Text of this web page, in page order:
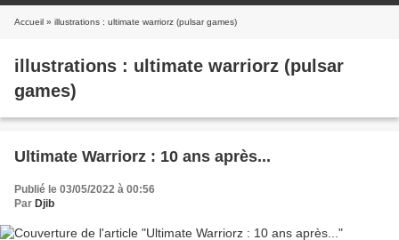
Accueil » illustrations : ultimate warriorz (pulsar games)
illustrations : ultimate warriorz (pulsar
games)
Ultimate Warriorz : 10 ans après...
Publié le 03/05/2022 à 00:56
Par Djib